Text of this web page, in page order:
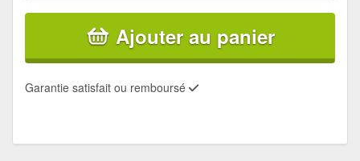
Ajouter au panier
Garantie satisfait ou remboursé